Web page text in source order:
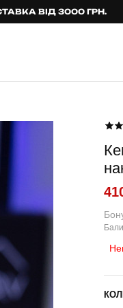
3000 ГРН.
чоловічий
рукавиці
шкарпетки
І СОРОЧКИ